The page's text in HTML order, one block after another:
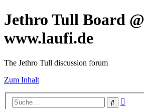
Jethro Tull Board @
www.laufi.de
The Jethro Tull discussion forum
Zum Inhalt
Suche